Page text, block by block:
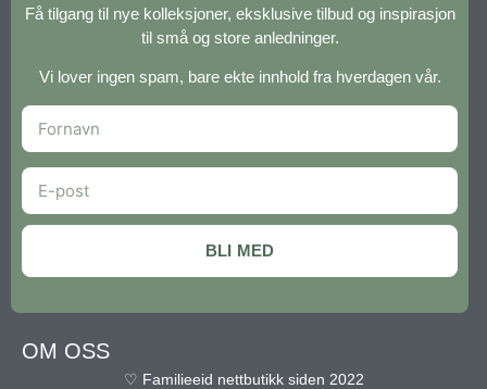
OM OSS
♡ Familieeid nettbutikk siden 2022
Få tilgang til nye kolleksjoner, eksklusive tilbud og inspirasjon
til små og store anledninger.
Vi lover ingen spam, bare ekte innhold fra hverdagen vår.
BLI MED